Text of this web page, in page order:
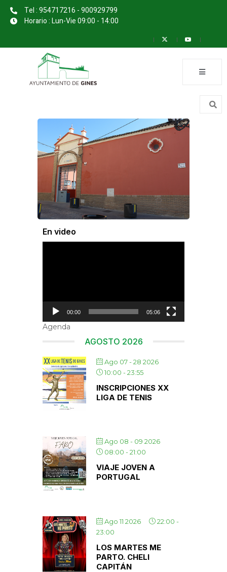
Tel : 954717216 - 900929799
Horario : Lun-Vie 09:00 - 14:00
En video
00:00 05:06
Agenda
AGOSTO 2026
Ago 07 - 28 2026
10:00 -23:55
INSCRIPCIONES XX
LIGA DE TENIS
Ago 08 - 09 2026
08:00 -21:00
VIAJE JOVEN A
PORTUGAL
Ago 11 2026 22:00 -
23:00
LOS MARTES ME
PARTO. CHELI
CAPITÁN